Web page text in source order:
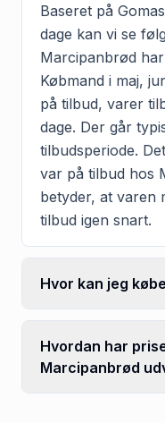
Baseret på
dage kan vi se
Marcipanbrød
Købmand i maj,
på tilbud, varer
dage. Der går
tilbudsperiode.
var på tilbud hos
betyder, at varen
tilbud igen snart.
Hvor kan jeg
Hvordan har
Marcipanbrød